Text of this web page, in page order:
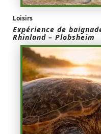
Loisirs
Expérience de
Rhinland – Plobsheim